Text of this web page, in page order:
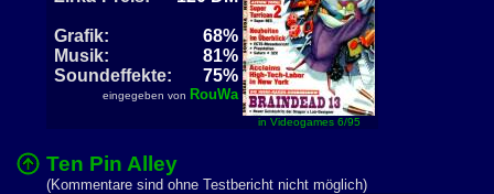
Grafik:
68%
Musik:
81%
Soundeffekte:
75%
eingegeben von RouWa
in Videogames 6/95
Ten Pin Alley
(Kommentare sind ohne Testbericht nicht möglich)